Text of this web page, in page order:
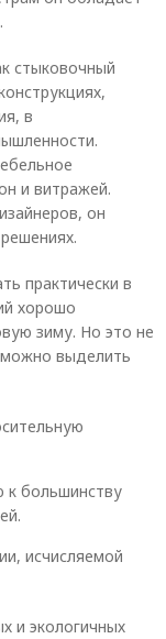
стыковочный
в
и витражей.
он
практически в
хорошо
зиму. Но это не
выделить
к большинству
исчисляемой
и экологичных